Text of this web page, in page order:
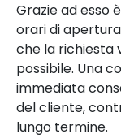
Grazie ad esso
orari di apertura
che la richiesta
possibile. Una
immediata
del cliente,
lungo termine.